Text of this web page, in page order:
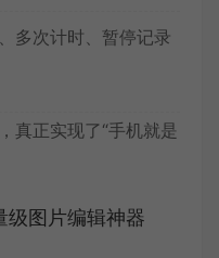
多次计时、暂停记录
真正实现了“手机就是
级图片编辑神器